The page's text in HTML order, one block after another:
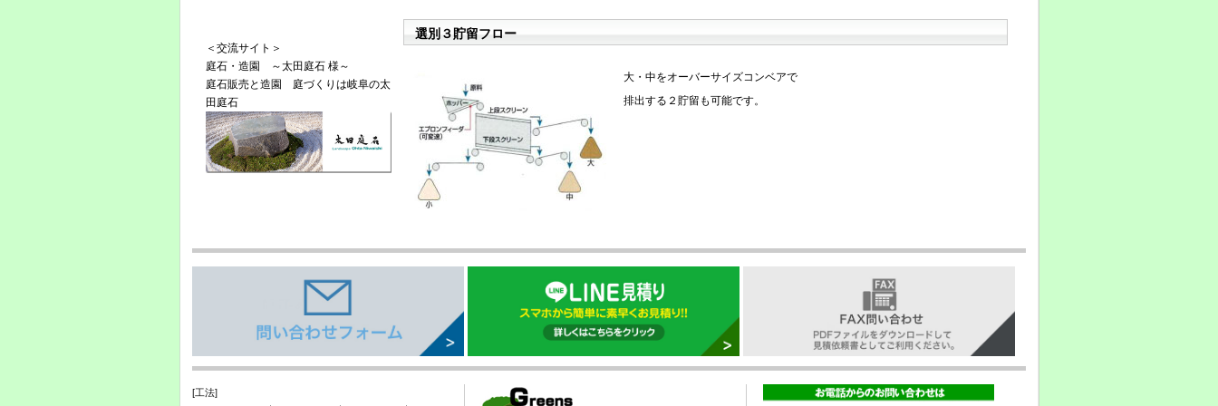
＜交流サイト＞
庭石・造園 ～太田庭石 様～
庭石販売と造園 庭づくりは岐阜の太
田庭石
選別３貯留フロー
大・中をオーバーサイズコンベアで
排出する２貯留も可能です。
[工法]